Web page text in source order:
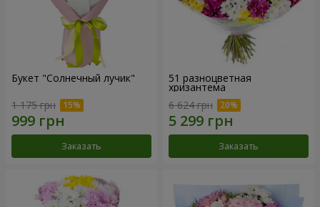
Букет "Солнечный лучик"
1 175 грн
Заказать
51 разноцветная
хризантема
6 624 грн
Заказать